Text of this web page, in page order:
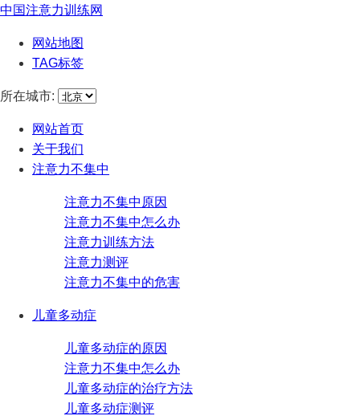
中国注意力训练网
网站地图
TAG标签
所在城市:
网站首页
关于我们
注意力不集中
注意力不集中原因
注意力不集中怎么办
注意力训练方法
注意力测评
注意力不集中的危害
儿童多动症
儿童多动症的原因
注意力不集中怎么办
儿童多动症的治疗方法
儿童多动症测评